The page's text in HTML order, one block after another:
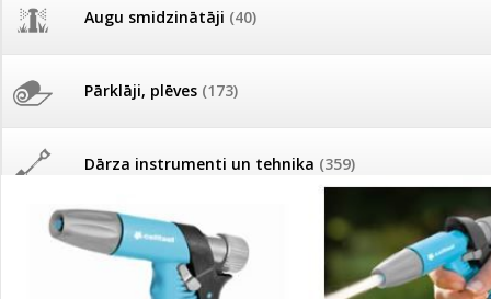
Augu smidzinātāji (40)
Pārklāji, plēves (173)
Dārza instrumenti un tehnika (359)
Deratizācija, dezinsekcija
Tomātu sēklu katalogs
Tomātu diena 21.augustā